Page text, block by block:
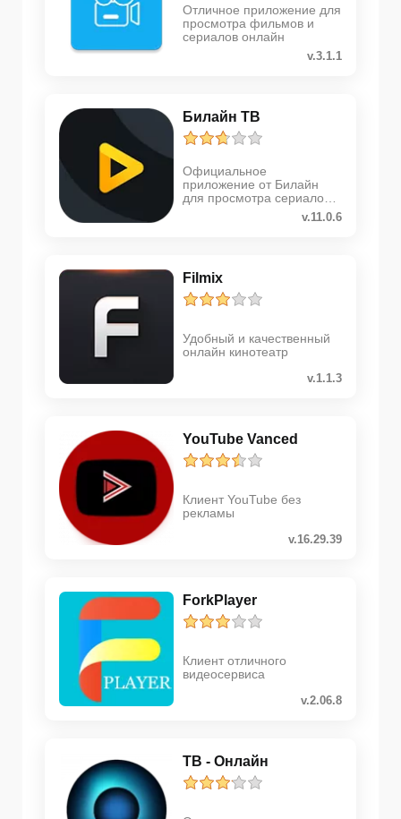
Отличное приложение для
просмотра фильмов и
сериалов онлайн
v.3.1.1
Билайн ТВ
Официальное
приложение от Билайн
для просмотра сериалов и
v.11.0.6
Filmix
Удобный и качественный
онлайн кинотеатр
v.1.1.3
YouTube Vanced
Клиент YouTube без
рекламы
v.16.29.39
ForkPlayer
Клиент отличного
видеосервиса
v.2.06.8
ТВ - Онлайн